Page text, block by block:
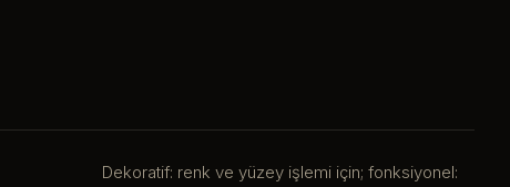
Dekoratif: renk ve yüzey işlemi için; fonksiyonel: